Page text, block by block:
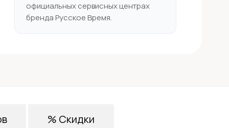
официальных сервисных центрах
бренда Русское Время.
% Скидки